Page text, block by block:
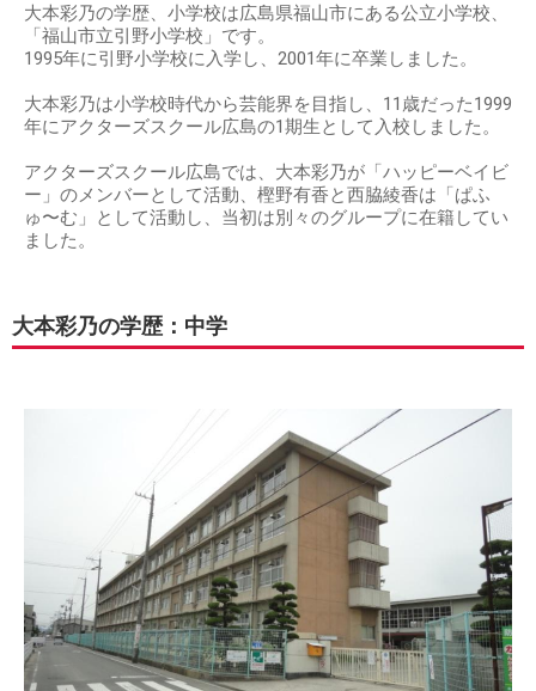
大本彩乃の学歴、小学校は広島県福山市にある公立小学校、
「福山市立引野小学校」です。
1995年に引野小学校に入学し、2001年に卒業しました。
大本彩乃は小学校時代から芸能界を目指し、11歳だった1999
年にアクターズスクール広島の1期生として入校しました。
アクターズスクール広島では、大本彩乃が「ハッピーベイビ
ー」のメンバーとして活動、樫野有香と西脇綾香は「ぱふ
ゅ〜む」として活動し、当初は別々のグループに在籍してい
ました。
大本彩乃の学歴：中学